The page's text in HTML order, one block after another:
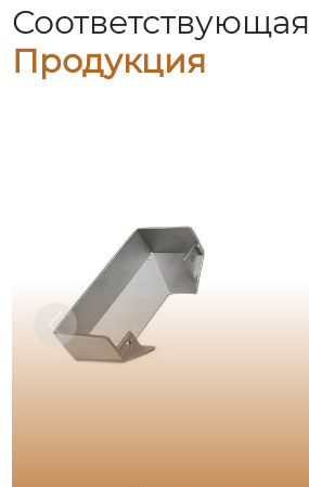
Соответствующая
Продукция